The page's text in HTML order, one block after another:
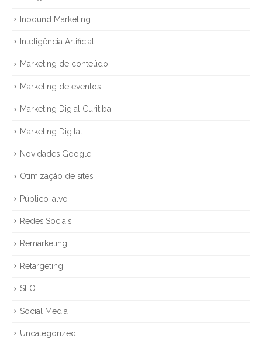
Inbound Marketing
Inteligência Artificial
Marketing de conteúdo
Marketing de eventos
Marketing Digial Curitiba
Marketing Digital
Novidades Google
Otimização de sites
Público-alvo
Redes Sociais
Remarketing
Retargeting
SEO
Social Media
Uncategorized